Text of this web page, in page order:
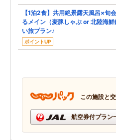
【1泊2食】共用絶景露天風呂×旬
るメイン（麦豚しゃぶ or 北陸海
い旅プラン♪
ポイントUP
この施設と
航空券付プラン